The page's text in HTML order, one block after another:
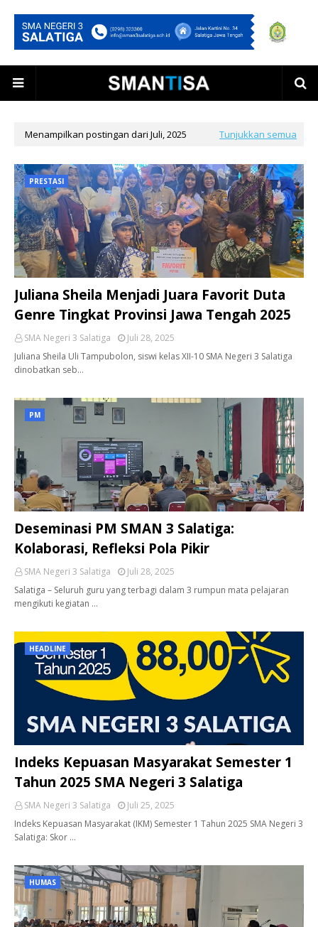
Menampilkan postingan dari Juli, 2025 Tunjukkan semua
PRESTASI
Juliana Sheila Menjadi Juara Favorit Duta
Genre Tingkat Provinsi Jawa Tengah 2025
SMA Negeri 3 Salatiga
Juli 28, 2025
Juliana Sheila Uli Tampubolon, siswi kelas XII-10 SMA Negeri 3 Salatiga
dinobatkan seb…
PM
Deseminasi PM SMAN 3 Salatiga:
Kolaborasi, Refleksi Pola Pikir
SMA Negeri 3 Salatiga
Juli 28, 2025
Salatiga – Seluruh guru yang terbagi dalam 3 rumpun mata pelajaran
mengikuti kegiatan …
HEADLINE
Indeks Kepuasan Masyarakat Semester 1
Tahun 2025 SMA Negeri 3 Salatiga
SMA Negeri 3 Salatiga
Juli 25, 2025
Indeks Kepuasan Masyarakat (IKM) Semester 1 Tahun 2025 SMA Negeri 3
Salatiga: Skor …
HUMAS